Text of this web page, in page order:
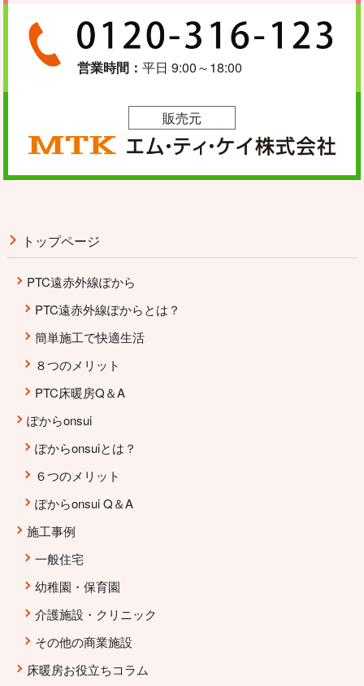
営業時間：平日 9:00～18:00
販売元
トップページ
PTC遠赤外線ぽから
PTC遠赤外線ぽからとは？
簡単施工で快適生活
８つのメリット
PTC床暖房Q＆A
ぽからonsui
ぽからonsuiとは？
６つのメリット
ぽからonsui Q＆A
施工事例
一般住宅
幼稚園・保育園
介護施設・クリニック
その他の商業施設
床暖房お役立ちコラム